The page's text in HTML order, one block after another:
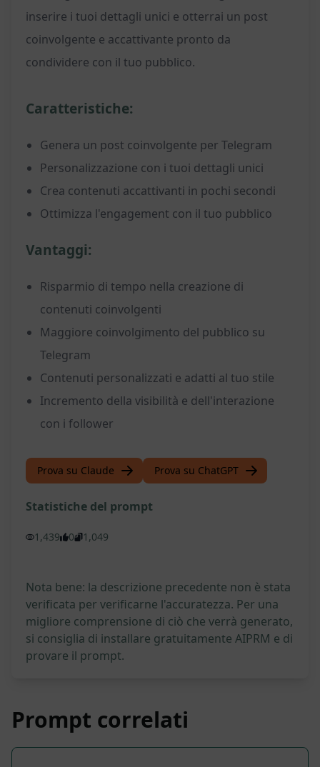
inserire i tuoi dettagli unici e otterrai un post
coinvolgente e accattivante pronto da
condividere con il tuo pubblico.
Caratteristiche:
Genera un post coinvolgente per Telegram
Personalizzazione con i tuoi dettagli unici
Crea contenuti accattivanti in pochi secondi
Ottimizza l'engagement con il tuo pubblico
Vantaggi:
Risparmio di tempo nella creazione di
contenuti coinvolgenti
Maggiore coinvolgimento del pubblico su
Telegram
Contenuti personalizzati e adatti al tuo stile
Incremento della visibilità e dell'interazione
con i follower
Prova su Claude Prova su ChatGPT
Statistiche del prompt
1,439 0 1,049
Nota bene: la descrizione precedente non è stata
verificata per verificarne l'accuratezza. Per una
migliore comprensione di ciò che verrà generato,
si consiglia di installare gratuitamente AIPRM e di
provare il prompt.
Prompt correlati